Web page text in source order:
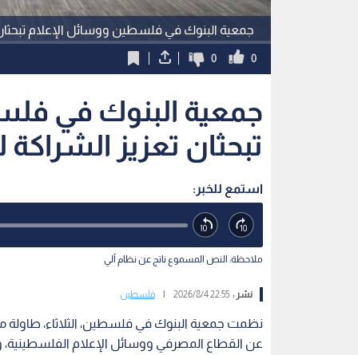
جمعية البنوك في فلسطين ووسائل الإعلام
0
0
جمعية البنوك في
تبحثان تعزيز
استمع للخبر:
ملاحظة: النص المسموع ناتج عن نظام آلي
نشر :22:55 2026/8/4 فلسطين
نظمت جمعية البنوك في فلسطين، الثلاثاء، طاولة
عن القطاع المصرفي ووسائل الإعلام